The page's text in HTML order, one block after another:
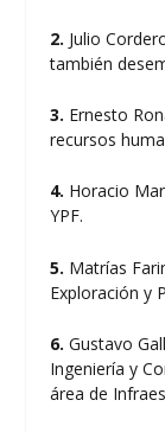
2. Julio
también
3. Ernesto
recursos
4. Horacio
YPF.
5. Matrías
Exploración y
6. Gustavo
Ingeniería y
área de